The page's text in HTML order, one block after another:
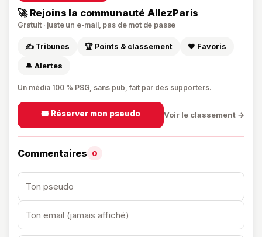
🚀 Rejoins la communauté AllezParis
Gratuit · juste un e-mail, pas de mot de passe
✍️ Tribunes 🏆 Points & classement ❤️ Favoris
🔔 Alertes
Un média 100 % PSG, sans pub, fait par des supporters.
🎟️ Réserver mon pseudo Voir le classement →
Commentaires 0